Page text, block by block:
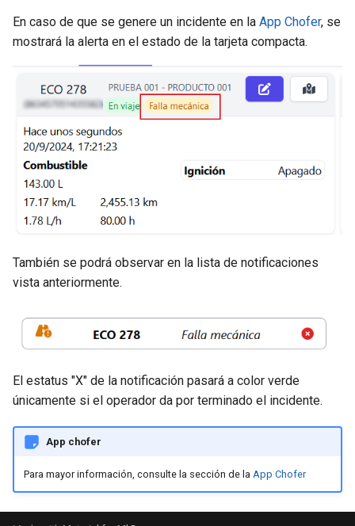
En caso de que se genere un incidente en la App Chofer, se
mostrará la alerta en el estado de la tarjeta compacta.
También se podrá observar en la lista de notificaciones
vista anteriormente.
El estatus "X" de la notificación pasará a color verde
únicamente si el operador da por terminado el incidente.
App chofer
Para mayor información, consulte la sección de la App Chofer